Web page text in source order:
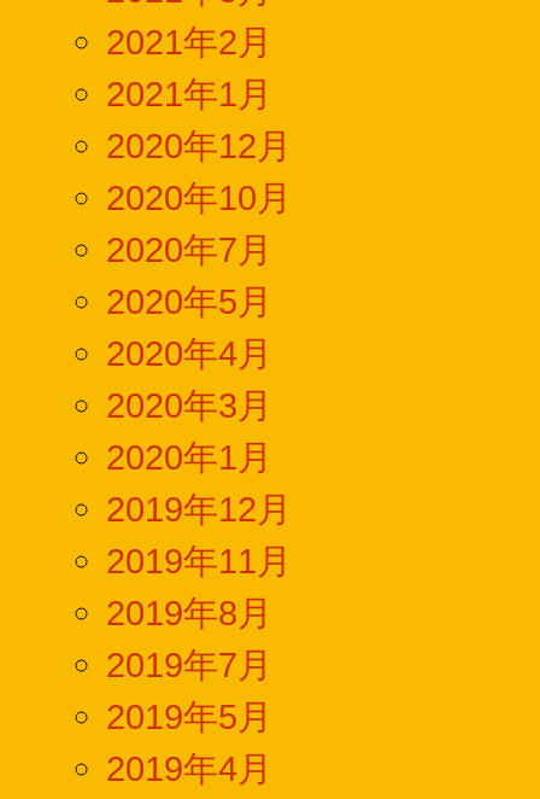
2021年2月
2021年1月
2020年12月
2020年10月
2020年7月
2020年5月
2020年4月
2020年3月
2020年1月
2019年12月
2019年11月
2019年8月
2019年7月
2019年5月
2019年4月